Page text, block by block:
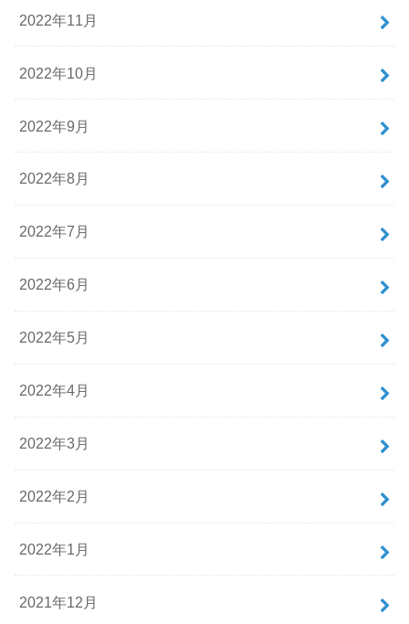
2022年11月
2022年10月
2022年9月
2022年8月
2022年7月
2022年6月
2022年5月
2022年4月
2022年3月
2022年2月
2022年1月
2021年12月